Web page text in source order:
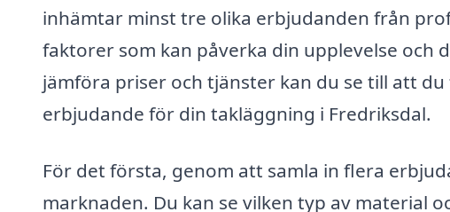
inhämtar minst tre olika erbjudanden från
faktorer som kan påverka din upplevelse
jämföra priser och tjänster kan du se till att
erbjudande för din takläggning i Fredriksdal.
För det första, genom att samla in flera
marknaden. Du kan se vilken typ av material